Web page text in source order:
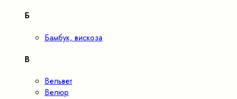
Б
Бамбук, вискоза
В
Вельвет
Велюр